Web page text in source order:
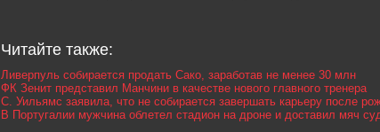
Читайте также:
Ливерпуль собирается продать Сако, заработав не менее 30 млн
ФК Зенит представил Манчини в качестве нового главного тренера
С. Уильямс заявила, что не собирается завершать карьеру после
В Португалии мужчина облетел стадион на дроне и доставил мяч